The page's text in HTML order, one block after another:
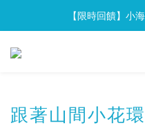
官網會員首次
【限時回饋】小
官網會員首
跟著山間小花